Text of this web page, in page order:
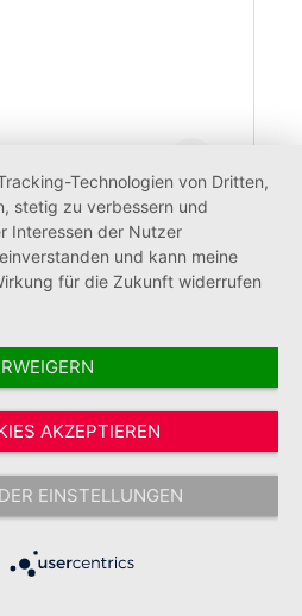
rucksack 60L
€*
Technologien von Dritten,
stetig zu verbessern und
Interessen der Nutzer
und kann meine
für die Zukunft widerrufen
AKZEPTIEREN
EINSTELLUNGEN